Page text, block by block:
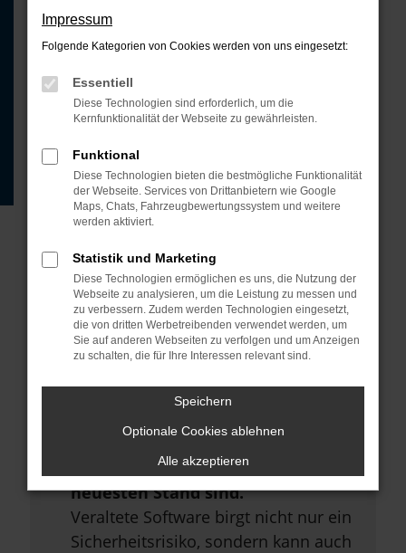
Überprüfe deine Firewall und
deine Internetverbindung.
Laden andere Webseiten, zum
Beispiel deine Suchmaschine?
Browsererweiterungen.
Manche Erweiterungen, wie
Werbeblocker, können das Laden
bestimmter Seiten verhindern.
Funktioniert die Seite in einem
anderen Browser oder in einem
privaten Fenster?
Starte dein Gerät neu.
Das kann manchmal helfen,
vorübergehende Probleme zu
Stelle sicher, dass dein Browser
und dein Betriebssystem auf dem
neuesten Stand sind.
Veraltete Software birgt nicht nur ein
Sicherheitsrisiko, sondern kann auch
Impressum
Folgende Kategorien von Cookies werden von uns eingesetzt:
Essentiell
Diese Technologien sind erforderlich, um die
Kernfunktionalität der Webseite zu gewährleisten.
Funktional
Diese Technologien bieten die bestmögliche Funktionalität
der Webseite. Services von Drittanbietern wie Google
Maps, Chats, Fahrzeugbewertungssystem und weitere
werden aktiviert.
Statistik und Marketing
Diese Technologien ermöglichen es uns, die Nutzung der
Webseite zu analysieren, um die Leistung zu messen und
zu verbessern. Zudem werden Technologien eingesetzt,
die von dritten Werbetreibenden verwendet werden, um
Sie auf anderen Webseiten zu verfolgen und um Anzeigen
zu schalten, die für Ihre Interessen relevant sind.
Speichern
Optionale Cookies ablehnen
Alle akzeptieren